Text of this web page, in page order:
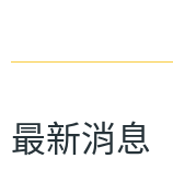
最新消息